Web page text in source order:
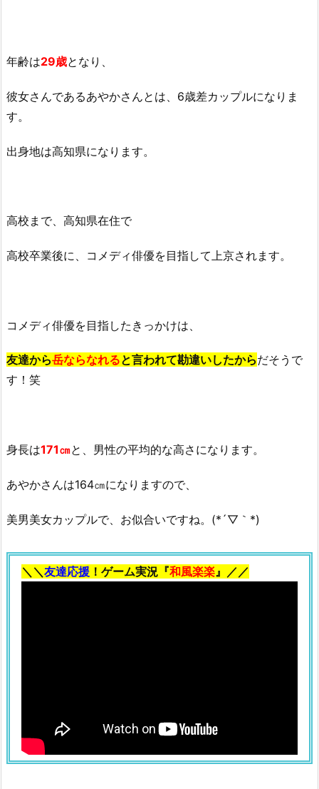
事
年齢は29歳となり、
彼女さんであるあやかさんとは、6歳差カップルになりま
す。
出身地は高知県になります。
高校まで、高知県在住で
高校卒業後に、コメディ俳優を目指して上京されます。
コメディ俳優を目指したきっかけは、
友達から岳ならなれると言われて勘違いしたからだそうで
す！笑
身長は171㎝と、男性の平均的な高さになります。
あやかさんは164㎝になりますので、
美男美女カップルで、お似合いですね。(*´▽｀*)
＼＼ 友達応援 ！ゲーム実況『和風楽楽 』／／